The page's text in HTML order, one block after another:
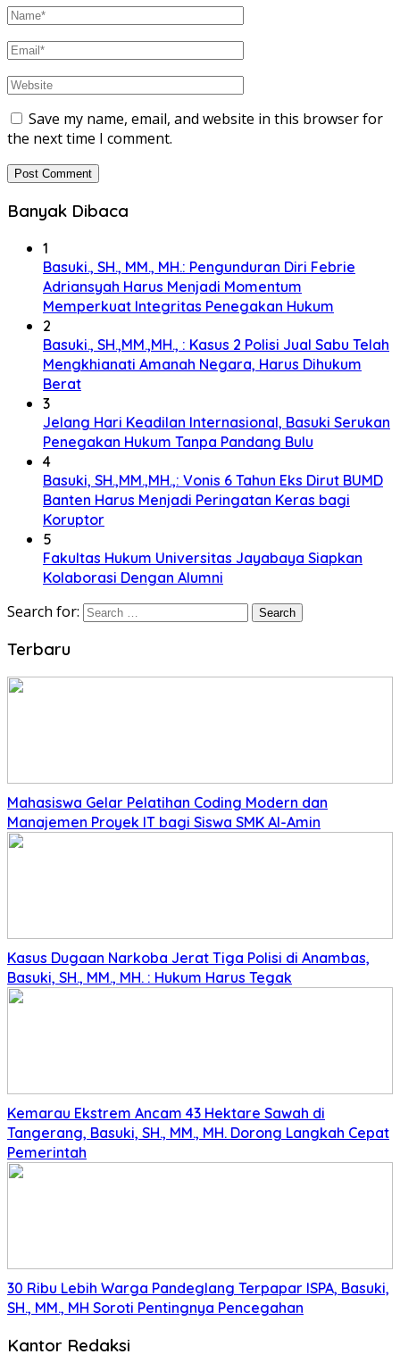
Save my name, email, and website in this browser for
the next time I comment.
Banyak Dibaca
1
Basuki., SH., MM., MH.: Pengunduran Diri Febrie
Adriansyah Harus Menjadi Momentum
Memperkuat Integritas Penegakan Hukum
2
Basuki., SH.,MM.,MH., : Kasus 2 Polisi Jual Sabu Telah
Mengkhianati Amanah Negara, Harus Dihukum
Berat
3
Jelang Hari Keadilan Internasional, Basuki Serukan
Penegakan Hukum Tanpa Pandang Bulu
4
Basuki, SH.,MM.,MH.,: Vonis 6 Tahun Eks Dirut BUMD
Banten Harus Menjadi Peringatan Keras bagi
Koruptor
5
Fakultas Hukum Universitas Jayabaya Siapkan
Kolaborasi Dengan Alumni
Search for:
Terbaru
Mahasiswa Gelar Pelatihan Coding Modern dan
Manajemen Proyek IT bagi Siswa SMK Al-Amin
Kasus Dugaan Narkoba Jerat Tiga Polisi di Anambas,
Basuki, SH., MM., MH. : Hukum Harus Tegak
Kemarau Ekstrem Ancam 43 Hektare Sawah di
Tangerang, Basuki, SH., MM., MH. Dorong Langkah Cepat
Pemerintah
30 Ribu Lebih Warga Pandeglang Terpapar ISPA, Basuki,
SH., MM., MH Soroti Pentingnya Pencegahan
Kantor Redaksi